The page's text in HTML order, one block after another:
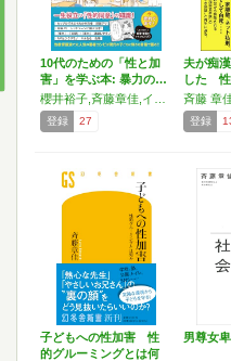
10代のための「性と加
害」を学ぶ本: 暴力の…
登録 27
夫が痴
した 性
者家…
斉藤 章
登録
子どもへの性加害 性
的グルーミングとは何
男尊女